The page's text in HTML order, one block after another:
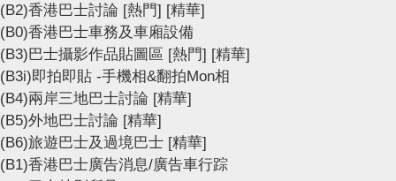
(B2)香港巴士討論 [熱門] [精華]
(B0)香港巴士車務及車廂設備
(B3)巴士攝影作品貼圖區 [熱門] [精華]
(B3i)即拍即貼 -手機相&翻拍Mon相
(B4)兩岸三地巴士討論 [精華]
(B5)外地巴士討論 [精華]
(B6)旅遊巴士及過境巴士 [精華]
(B1)香港巴士廣告消息/廣告車行踪